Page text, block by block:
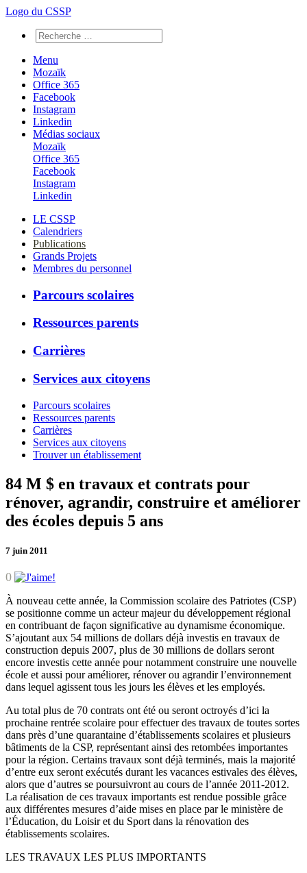
Logo du CSSP
Menu
Mozaïk
Office 365
Facebook
Instagram
Linkedin
Médias sociaux
Mozaïk
Office 365
Facebook
Instagram
Linkedin
LE CSSP
Calendriers
Publications
Grands Projets
Membres du personnel
Parcours scolaires
Ressources parents
Carrières
Services aux citoyens
Parcours scolaires
Ressources parents
Carrières
Services aux citoyens
Trouver un établissement
84 M $ en travaux et contrats pour
rénover, agrandir, construire et améliorer
des écoles depuis 5 ans
7 juin 2011
0
À nouveau cette année, la Commission scolaire des Patriotes (CSP)
se positionne comme un acteur majeur du développement régional
en contribuant de façon significative au dynamisme économique.
S’ajoutant aux 54 millions de dollars déjà investis en travaux de
construction depuis 2007, plus de 30 millions de dollars seront
encore investis cette année pour notamment construire une nouvelle
école et aussi pour améliorer, rénover ou agrandir l’environnement
dans lequel agissent tous les jours les élèves et les employés.
Au total plus de 70 contrats ont été ou seront octroyés d’ici la
prochaine rentrée scolaire pour effectuer des travaux de toutes sortes
dans près d’une quarantaine d’établissements scolaires et plusieurs
bâtiments de la CSP, représentant ainsi des retombées importantes
pour la région. Certains travaux sont déjà terminés, mais la majorité
d’entre eux seront exécutés durant les vacances estivales des élèves,
alors que d’autres se poursuivront au cours de l’année 2011-2012.
La réalisation de ces travaux importants est rendue possible grâce
aux différentes mesures d’aide mises en place par le ministère de
l’Éducation, du Loisir et du Sport dans la rénovation des
établissements scolaires.
LES TRAVAUX LES PLUS IMPORTANTS